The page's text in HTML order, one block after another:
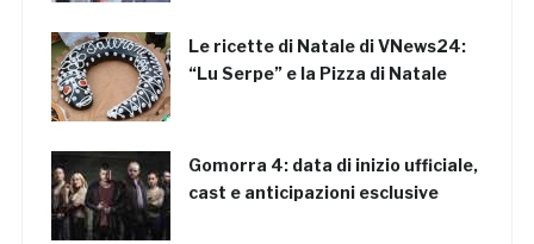
Le ricette di Natale di VNews24:
“Lu Serpe” e la Pizza di Natale
Gomorra 4: data di inizio ufficiale,
cast e anticipazioni esclusive